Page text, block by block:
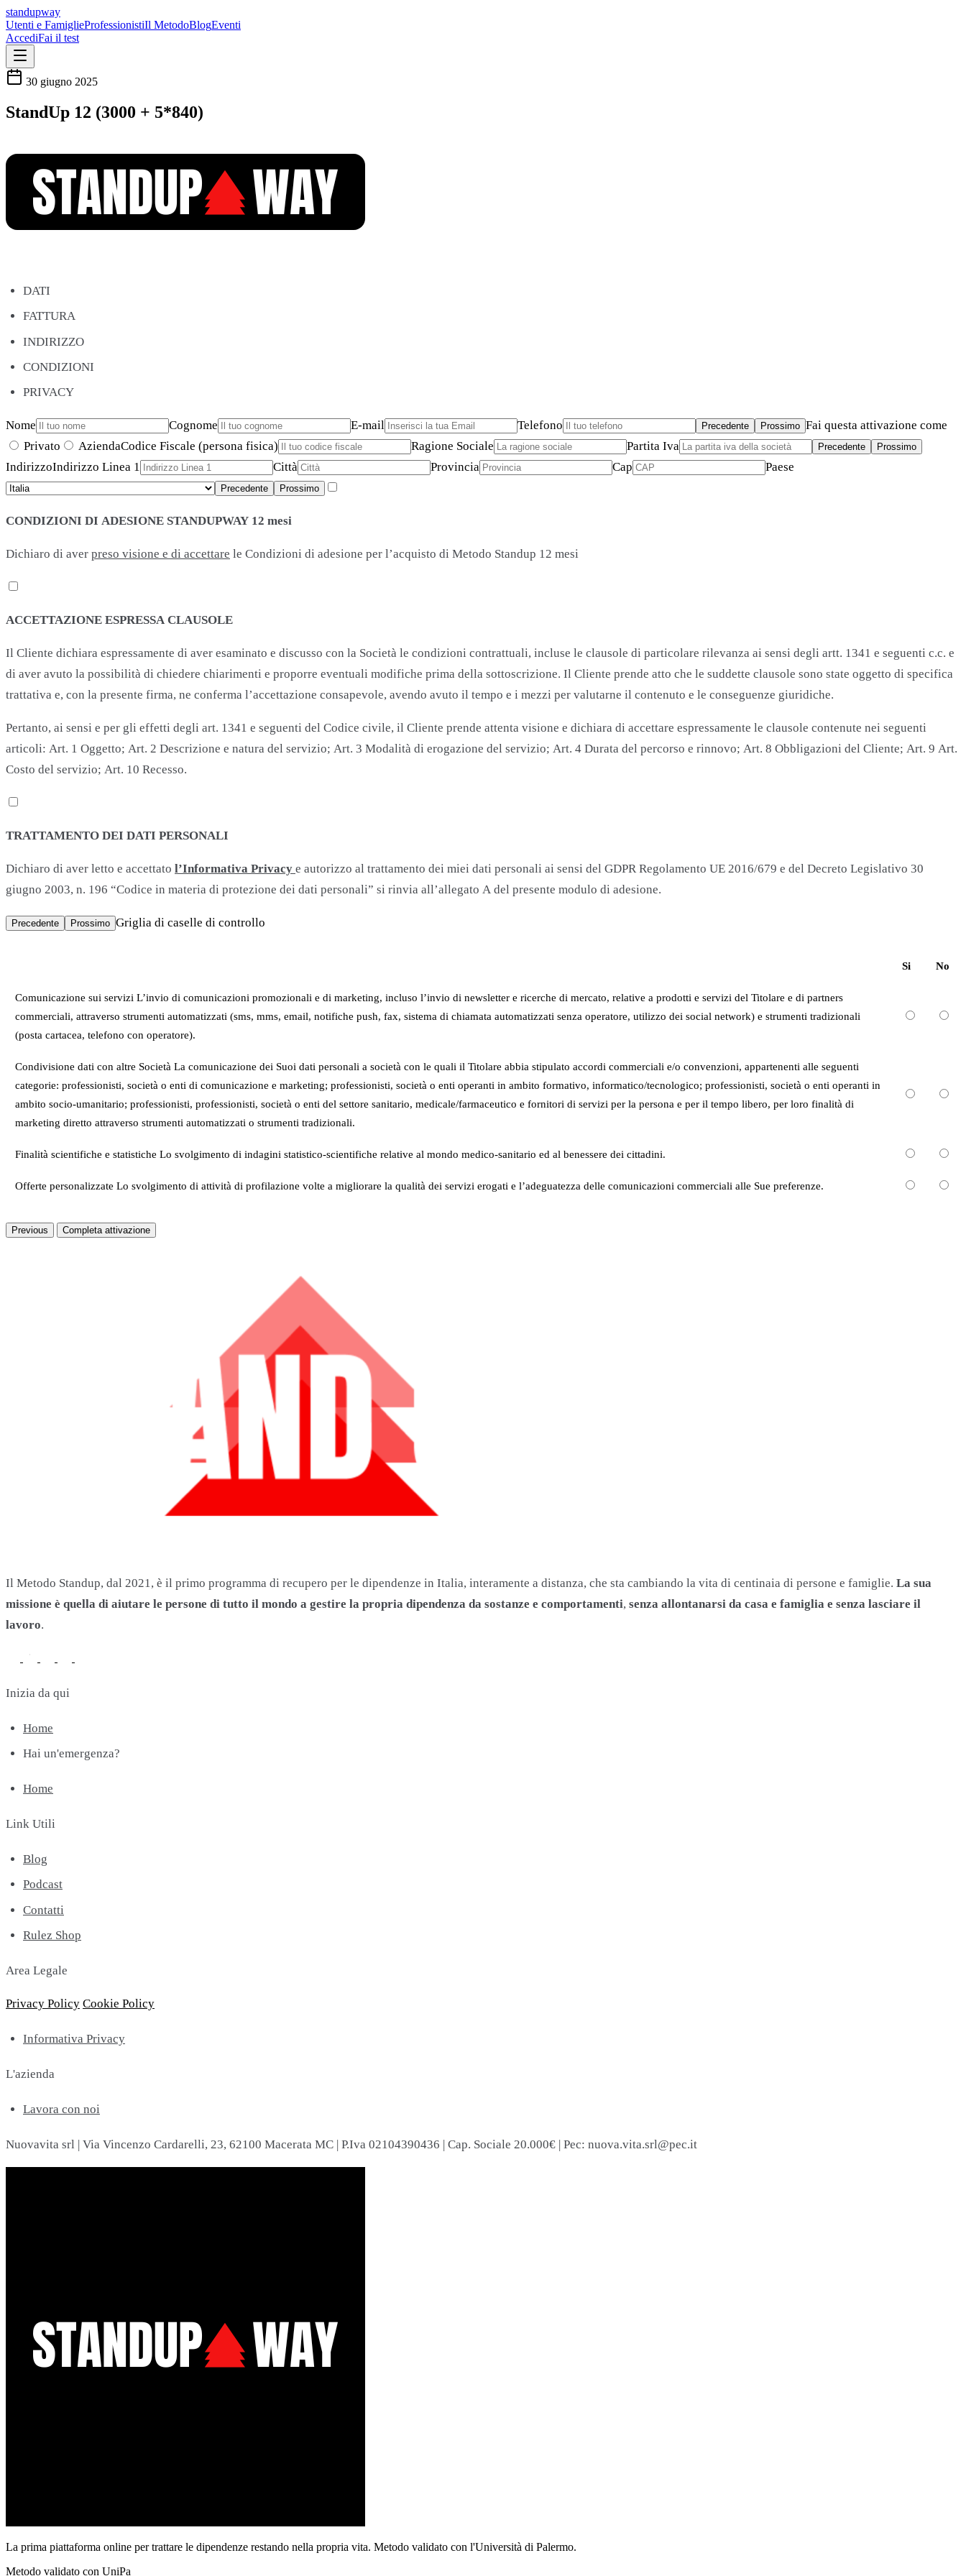
standupway
Utenti e FamiglieProfessionistiIl MetodoBlogEventi
AccediFai il test
30 giugno 2025
StandUp 12 (3000 + 5*840)
DATI
FATTURA
INDIRIZZO
CONDIZIONI
PRIVACY
Nome Cognome E-mail Telefono Precedente Prossimo Fai questa attivazione come
Privato
AziendaCodice Fiscale (persona fisica) Ragione Sociale Partita Iva Precedente Prossimo
IndirizzoIndirizzo Linea 1 Città Provincia Cap Paese
Precedente Prossimo
CONDIZIONI DI ADESIONE STANDUPWAY 12 mesi
Dichiaro di aver preso visione e di accettare le Condizioni di adesione per l’acquisto di Metodo Standup 12 mesi
ACCETTAZIONE ESPRESSA CLAUSOLE
Il Cliente dichiara espressamente di aver esaminato e discusso con la Società le condizioni contrattuali, incluse le clausole di particolare rilevanza ai sensi degli artt. 1341 e seguenti c.c. e
di aver avuto la possibilità di chiedere chiarimenti e proporre eventuali modifiche prima della sottoscrizione. Il Cliente prende atto che le suddette clausole sono state oggetto di specifica
trattativa e, con la presente firma, ne conferma l’accettazione consapevole, avendo avuto il tempo e i mezzi per valutarne il contenuto e le conseguenze giuridiche.
Pertanto, ai sensi e per gli effetti degli art. 1341 e seguenti del Codice civile, il Cliente prende attenta visione e dichiara di accettare espressamente le clausole contenute nei seguenti
articoli: Art. 1 Oggetto; Art. 2 Descrizione e natura del servizio; Art. 3 Modalità di erogazione del servizio; Art. 4 Durata del percorso e rinnovo; Art. 8 Obbligazioni del Cliente; Art. 9 Art.
Costo del servizio; Art. 10 Recesso.
TRATTAMENTO DEI DATI PERSONALI
Dichiaro di aver letto e accettato l’Informativa Privacy e autorizzo al trattamento dei miei dati personali ai sensi del GDPR Regolamento UE 2016/679 e del Decreto Legislativo 30
giugno 2003, n. 196 “Codice in materia di protezione dei dati personali” si rinvia all’allegato A del presente modulo di adesione.
Precedente Prossimo Griglia di caselle di controllo
Si No
Comunicazione sui servizi L’invio di comunicazioni promozionali e di marketing, incluso l’invio di newsletter e ricerche di mercato, relative a prodotti e servizi del Titolare e di partners
commerciali, attraverso strumenti automatizzati (sms, mms, email, notifiche push, fax, sistema di chiamata automatizzati senza operatore, utilizzo dei social network) e strumenti tradizionali
(posta cartacea, telefono con operatore).
Condivisione dati con altre Società La comunicazione dei Suoi dati personali a società con le quali il Titolare abbia stipulato accordi commerciali e/o convenzioni, appartenenti alle seguenti
categorie: professionisti, società o enti di comunicazione e marketing; professionisti, società o enti operanti in ambito formativo, informatico/tecnologico; professionisti, società o enti operanti in
ambito socio-umanitario; professionisti, professionisti, società o enti del settore sanitario, medicale/farmaceutico e fornitori di servizi per la persona e per il tempo libero, per loro finalità di
marketing diretto attraverso strumenti automatizzati o strumenti tradizionali.
Finalità scientifiche e statistiche Lo svolgimento di indagini statistico-scientifiche relative al mondo medico-sanitario ed al benessere dei cittadini.
Offerte personalizzate Lo svolgimento di attività di profilazione volte a migliorare la qualità dei servizi erogati e l’adeguatezza delle comunicazioni commerciali alle Sue preferenze.
Previous Completa attivazione
Il Metodo Standup, dal 2021, è il primo programma di recupero per le dipendenze in Italia, interamente a distanza, che sta cambiando la vita di centinaia di persone e famiglie. La sua
missione è quella di aiutare le persone di tutto il mondo a gestire la propria dipendenza da sostanze e comportamenti, senza allontanarsi da casa e famiglia e senza lasciare il
lavoro.
Inizia da qui
Home
Hai un'emergenza?
Home
Link Utili
Blog
Podcast
Contatti
Rulez Shop
Area Legale
Privacy Policy Cookie Policy
Informativa Privacy
L'azienda
Lavora con noi
Nuovavita srl | Via Vincenzo Cardarelli, 23, 62100 Macerata MC | P.Iva 02104390436 | Cap. Sociale 20.000€ | Pec: nuova.vita.srl@pec.it
La prima piattaforma online per trattare le dipendenze restando nella propria vita. Metodo validato con l'Università di Palermo.
Metodo validato con UniPa